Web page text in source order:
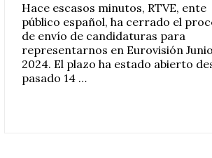
Hace escasos minutos, RTVE, ente
público español, ha cerrado el
de envío de candidaturas para
representarnos en Eurovisión
2024. El plazo ha estado abierto
pasado 14 …